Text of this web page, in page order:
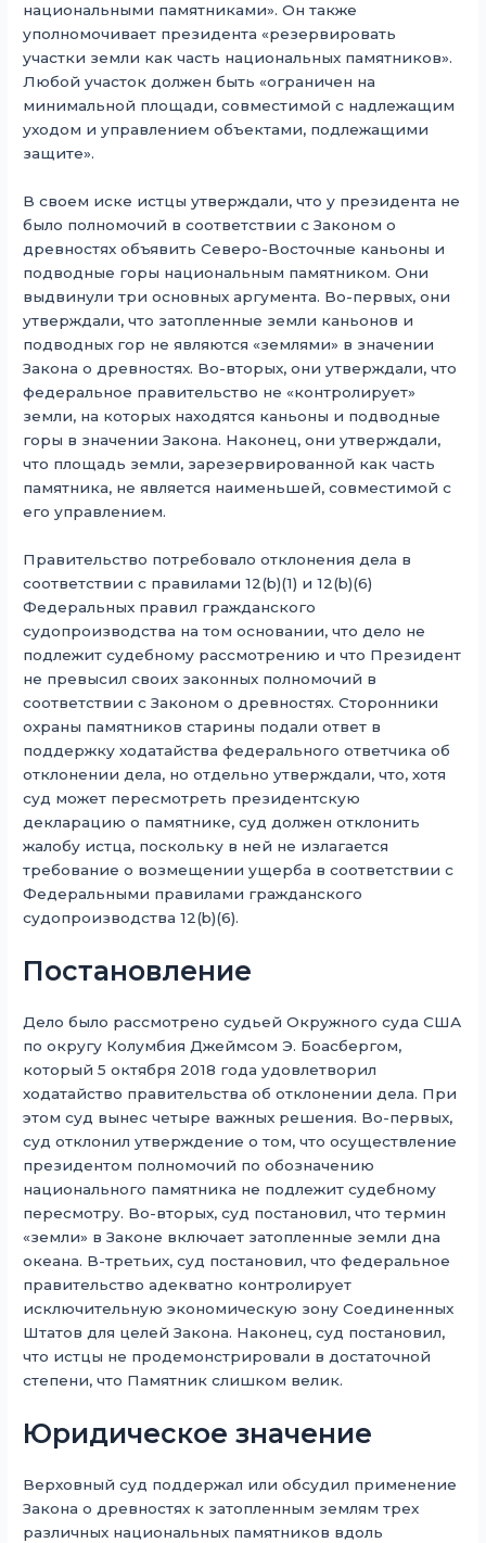
национальными памятниками». Он также
уполномочивает президента «резервировать
участки земли как часть национальных памятников».
Любой участок должен быть «ограничен на
минимальной площади, совместимой с надлежащим
уходом и управлением объектами, подлежащими
защите».
В своем иске истцы утверждали, что у президента не
было полномочий в соответствии с Законом о
древностях объявить Северо-Восточные каньоны и
подводные горы национальным памятником. Они
выдвинули три основных аргумента. Во-первых, они
утверждали, что затопленные земли каньонов и
подводных гор не являются «землями» в значении
Закона о древностях. Во-вторых, они утверждали, что
федеральное правительство не «контролирует»
земли, на которых находятся каньоны и подводные
горы в значении Закона. Наконец, они утверждали,
что площадь земли, зарезервированной как часть
памятника, не является наименьшей, совместимой с
его управлением.
Правительство потребовало отклонения дела в
соответствии с правилами 12(b)(1) и 12(b)(6)
Федеральных правил гражданского
судопроизводства на том основании, что дело не
подлежит судебному рассмотрению и что Президент
не превысил своих законных полномочий в
соответствии с Законом о древностях. Сторонники
охраны памятников старины подали ответ в
поддержку ходатайства федерального ответчика об
отклонении дела, но отдельно утверждали, что, хотя
суд может пересмотреть президентскую
декларацию о памятнике, суд должен отклонить
жалобу истца, поскольку в ней не излагается
требование о возмещении ущерба в соответствии с
Федеральными правилами гражданского
судопроизводства 12(b)(6).
Постановление
Дело было рассмотрено судьей Окружного суда США
по округу Колумбия Джеймсом Э. Боасбергом,
который 5 октября 2018 года удовлетворил
ходатайство правительства об отклонении дела. При
этом суд вынес четыре важных решения. Во-первых,
суд отклонил утверждение о том, что осуществление
президентом полномочий по обозначению
национального памятника не подлежит судебному
пересмотру. Во-вторых, суд постановил, что термин
«земли» в Законе включает затопленные земли дна
океана. В-третьих, суд постановил, что федеральное
правительство адекватно контролирует
исключительную экономическую зону Соединенных
Штатов для целей Закона. Наконец, суд постановил,
что истцы не продемонстрировали в достаточной
степени, что Памятник слишком велик.
Юридическое значение
Верховный суд поддержал или обсудил применение
Закона о древностях к затопленным землям трех
различных национальных памятников вдоль